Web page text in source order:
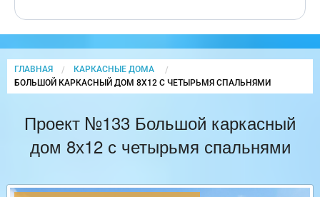
ГЛАВНАЯ
КАРКАСНЫЕ ДОМА
CURRENT:
БОЛЬШОЙ КАРКАСНЫЙ ДОМ 8Х12 С ЧЕТЫРЬМЯ СПАЛЬНЯМИ
Проект №133 Большой каркасный
дом 8х12 с четырьмя спальнями